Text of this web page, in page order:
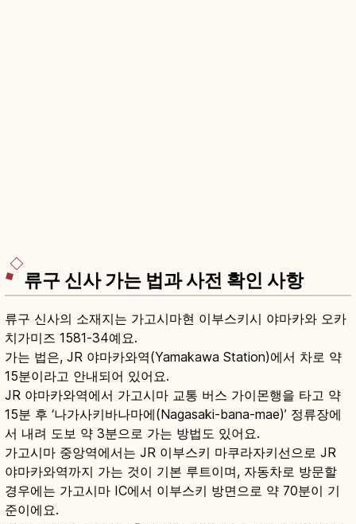
류구 신사 가는 법과 사전 확인 사항
류구 신사의 소재지는 가고시마현 이부스키시 야마카와 오카
치가미즈 1581-34예요.
가는 법은, JR 야마카와역(Yamakawa Station)에서 차로 약
15분이라고 안내되어 있어요.
JR 야마카와역에서 가고시마 교통 버스 가이몬행을 타고 약
15분 후 ‘나가사키바나마에(Nagasaki-bana-mae)’ 정류장에
서 내려 도보 약 3분으로 가는 방법도 있어요.
가고시마 중앙역에서는 JR 이부스키 마쿠라자키선으로 JR
야마카와역까지 가는 것이 기본 루트이며, 자동차로 방문할
경우에는 가고시마 IC에서 이부스키 방면으로 약 70분이 기
준이에요.